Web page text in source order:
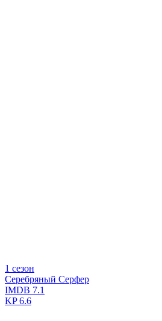
1 сезон
Серебряный Серфер
IMDB 7.1
KP6.6